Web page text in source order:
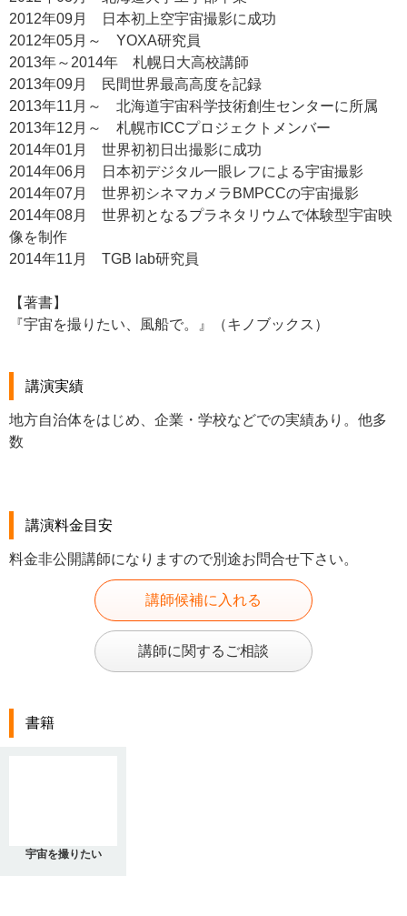
2012年09月 日本初上空宇宙撮影に成功
2012年05月～ YOXA研究員
2013年～2014年 札幌日大高校講師
2013年09月 民間世界最高高度を記録
2013年11月～ 北海道宇宙科学技術創生センターに所属
2013年12月～ 札幌市ICCプロジェクトメンバー
2014年01月 世界初初日出撮影に成功
2014年06月 日本初デジタル一眼レフによる宇宙撮影
2014年07月 世界初シネマカメラBMPCCの宇宙撮影
2014年08月 世界初となるプラネタリウムで体験型宇宙映
像を制作
2014年11月 TGB lab研究員
【著書】
『宇宙を撮りたい、風船で。』（キノブックス）
講演実績
地方自治体をはじめ、企業・学校などでの実績あり。他多
数
講演料金目安
料金非公開講師になりますので別途お問合せ下さい。
講師候補に入れる
講師に関するご相談
書籍
宇宙を撮りたい